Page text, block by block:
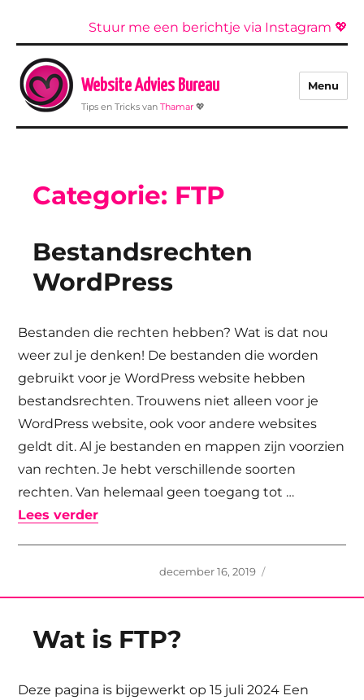
Stuur me een berichtje via Instagram 💖
Website Advies Bureau
Tips en Tricks vanThamar 💖
Menu
Categorie: FTP
Bestandsrechten
WordPress
Bestanden die rechten hebben? Wat is dat nou
weer zul je denken! De bestanden die worden
gebruikt voor je WordPress website hebben
bestandsrechten. Trouwens niet alleen voor je
WordPress website, ook voor andere websites
geldt dit. Al je bestanden en mappen zijn voorzien
van rechten. Je hebt verschillende soorten
rechten. Van helemaal geen toegang tot …
Lees verder“Bestandsrechten WordPress”
Geplaatst
december 16, 2019
Wat is FTP?
Deze pagina is bijgewerkt op 15 juli 2024 Een